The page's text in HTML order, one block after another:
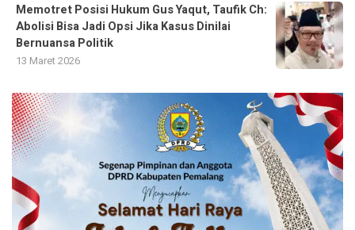
Memotret Posisi Hukum Gus Yaqut, Taufik Ch:
Abolisi Bisa Jadi Opsi Jika Kasus Dinilai
Bernuansa Politik
13 Maret 2026